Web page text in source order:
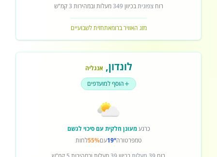
רוחצפוניתבכיוון349מעלות ובמהירות 3קמ"ש
מזג האוויר ברומאתחזית לשבועיים
לונדון, אנגליה
הוסף למועדפים
כרגעמעונן חלקית עם סיכוי לגשם
טמפרטורה19°עם55%לחות